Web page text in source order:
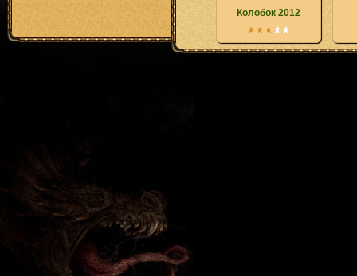
Колобок 2012